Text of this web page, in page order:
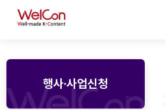
WelCon
행사·사업신청